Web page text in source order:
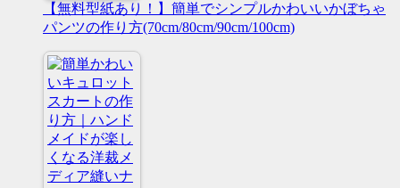
【無料型紙あり！】簡単でシンプルかわいいかぼちゃ
パンツの作り方(70cm/80cm/90cm/100cm)